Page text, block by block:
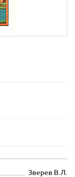
Зверев В.Л.